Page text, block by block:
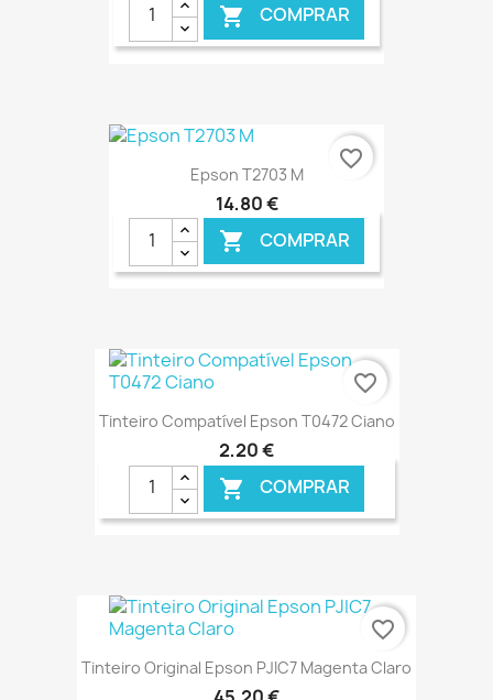
 COMPRAR
€ ONLINE
Epson T2703 M
14,80 €
 COMPRAR
€ ONLINE
favorite_border
Tinteiro Compatível Epson T0472 Ciano
2,20 €
 COMPRAR
€ ONLINE
favorite_border
Tinteiro Original Epson PJIC7 Magenta Claro
favorite_border